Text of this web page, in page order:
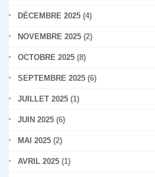
DÉCEMBRE 2025 (4)
NOVEMBRE 2025 (2)
OCTOBRE 2025 (8)
SEPTEMBRE 2025 (6)
JUILLET 2025 (1)
JUIN 2025 (6)
MAI 2025 (2)
AVRIL 2025 (1)